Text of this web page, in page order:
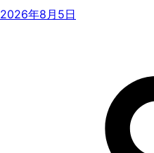
2026年8月5日